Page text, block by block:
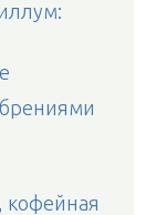
кофейная